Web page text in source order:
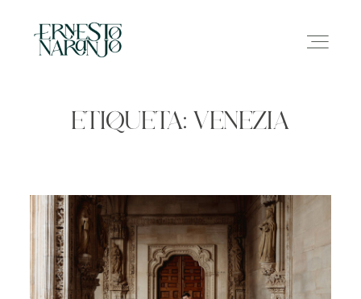
INFO
GALERÍA
ETIQUETA: VENEZIA